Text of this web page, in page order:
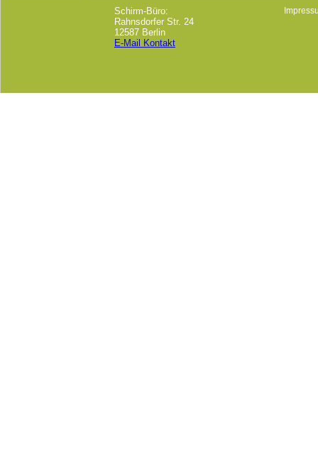
Schirm-Büro:
Rahnsdorfer Str. 24
12587 Berlin
E-Mail Kontakt